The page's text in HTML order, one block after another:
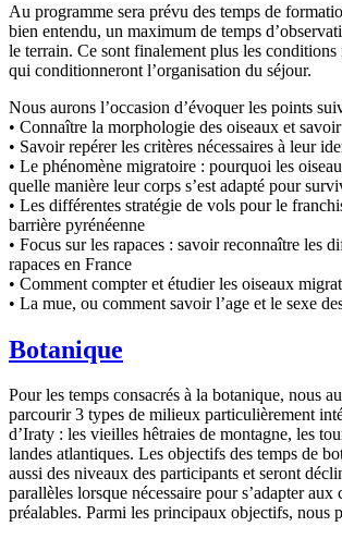
Au programme sera prévu des temps de
bien entendu, un maximum de temps
le terrain. Ce sont finalement plus les conditions
qui conditionneront l’organisation du séjour.
Nous aurons l’occasion d’évoquer les points
• Connaître la morphologie des oiseaux et
• Savoir repérer les critères nécessaires à leur
• Le phénomène migratoire : pourquoi les
quelle manière leur corps s’est adapté pour
• Les différentes stratégie de vols pour le
barrière pyrénéenne
• Focus sur les rapaces : savoir reconnaître les
rapaces en France
• Comment compter et étudier les oiseaux
• La mue, ou comment savoir l’age et le sexe
Botanique
Pour les temps consacrés à la botanique, nous
parcourir 3 types de milieux particulièrement
d’Iraty : les vieilles hêtraies de montagne, les
landes atlantiques. Les objectifs des temps de
aussi des niveaux des participants et seront
parallèles lorsque nécessaire pour s’adapter aux
préalables. Parmi les principaux objectifs, nous